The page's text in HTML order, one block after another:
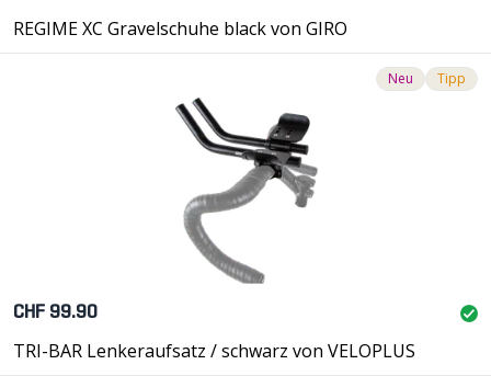
REGIME XC Gravelschuhe black von GIRO
Neu Tipp
CHF 99.90
TRI-BAR Lenkeraufsatz / schwarz von VELOPLUS